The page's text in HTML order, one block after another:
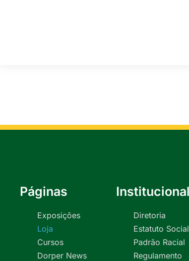
Páginas
Exposições
Loja
Cursos
Dorper News
Institucional
Diretoria
Estatuto Social
Padrão Racial
Regulamento